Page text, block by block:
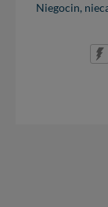
Niegocin,